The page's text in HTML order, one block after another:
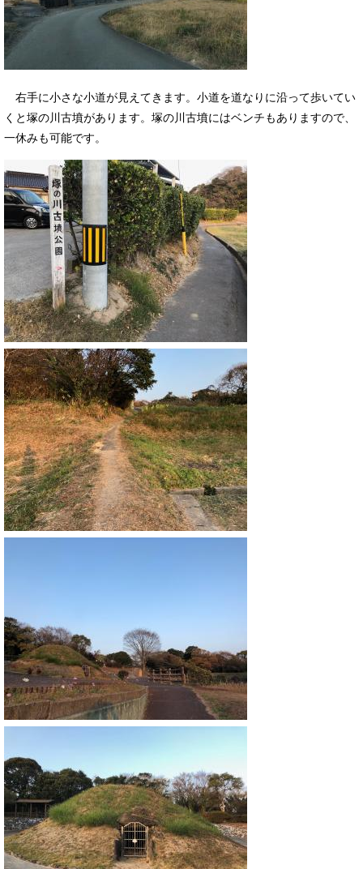
右手に小さな小道が見えてきます。小道を道なりに沿って歩いてい
くと塚の川古墳があります。塚の川古墳にはベンチもありますので、
一休みも可能です。